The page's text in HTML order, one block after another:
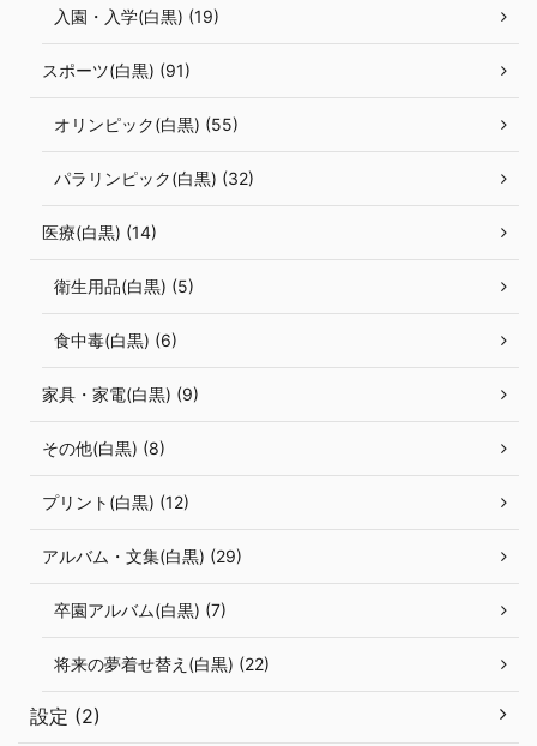
入園・入学(白黒) (19)
スポーツ(白黒) (91)
オリンピック(白黒) (55)
パラリンピック(白黒) (32)
医療(白黒) (14)
衛生用品(白黒) (5)
食中毒(白黒) (6)
家具・家電(白黒) (9)
その他(白黒) (8)
プリント(白黒) (12)
アルバム・文集(白黒) (29)
卒園アルバム(白黒) (7)
将来の夢着せ替え(白黒) (22)
設定 (2)